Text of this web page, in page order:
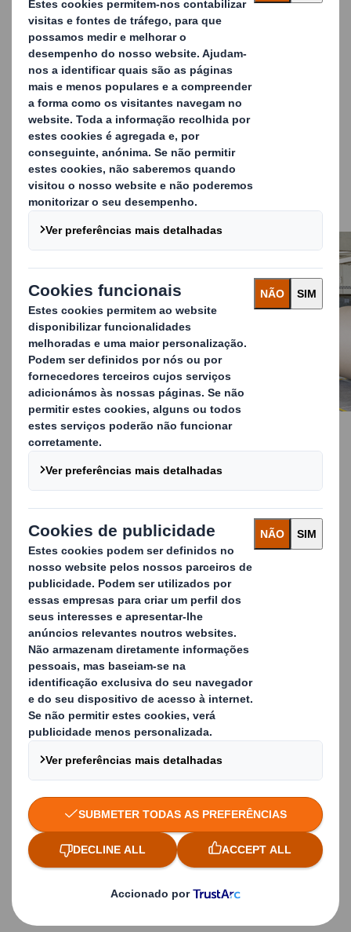
acabados sejam totalmente rastreáveis através da
cadeia de abastecimento: desde as nossas fábricas de
papel até às operações dos nossos clientes.
Com a ajuda do nosso sistema de rotulagem, as
bobinas podem ser facilmente lidas quando chegam
às instalações dos nossos clientes e antes de serem
utilizadas na produção.
É então automaticamente acionado um alerta
informando a DS Smith para substituir de imediato as
bobinas.
Os benefícios dos
inventários geridos pelo
fornecedor
Com o nosso serviço de inventário gerido pelo
fornecedor, os nossos clientes têm o apoio da DS
Smith como um parceiro estratégico.
Ao reduzir os custos operacionais e de inventário, o
nosso serviço ajudará os nossos clientes a ganhar a
vantagem competitiva de que precisam para crescer
no desafiante ambiente empresarial atual.
O sistema é eletrónico e automático, o que reduz
custos e tempo para os nossos clientes.
Os clientes pagam apenas pelos rolos que leem e
utilizam, o que melhora o capital circulante e garante
uma melhor gestão do tempo e uma maior eficiência
de recursos.
Ao lidarmos com os desafios dos nossos clientes,
fornecemos soluções que têm benefícios em toda a
cadeia de abastecimento.